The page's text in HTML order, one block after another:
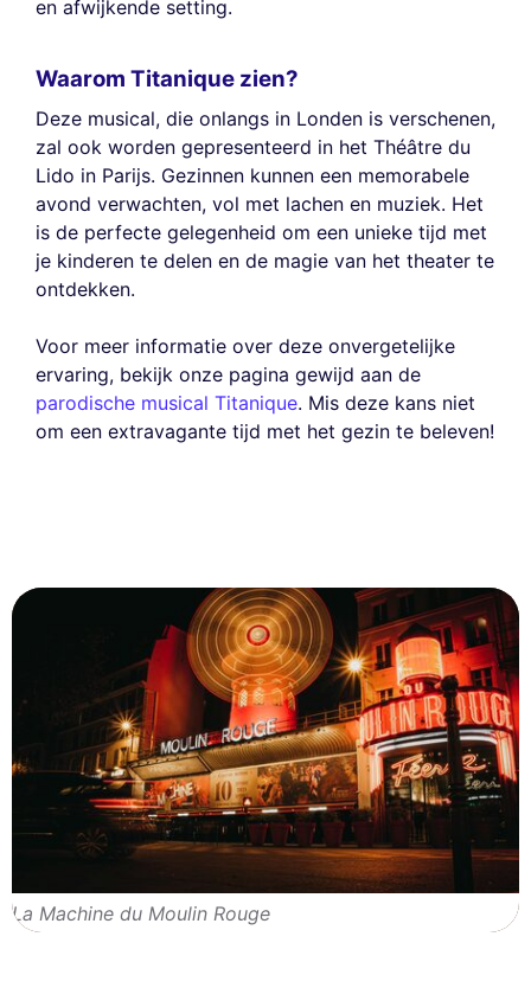
en afwijkende setting.
Waarom Titanique zien?
Deze musical, die onlangs in Londen is verschenen,
zal ook worden gepresenteerd in het Théâtre du
Lido in Parijs. Gezinnen kunnen een memorabele
avond verwachten, vol met lachen en muziek. Het
is de perfecte gelegenheid om een unieke tijd met
je kinderen te delen en de magie van het theater te
ontdekken.
Voor meer informatie over deze onvergetelijke
ervaring, bekijk onze pagina gewijd aan de
parodische musical Titanique. Mis deze kans niet
om een extravagante tijd met het gezin te beleven!
La Machine du Moulin Rouge